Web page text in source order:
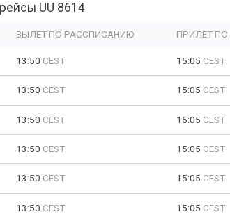
UU 8614
ВЫЛЕТ ПО РАССПИСАНИЮ ПРИЛЕТ
13:50 CEST 15:05 CEST
13:50 CEST 15:05 CEST
13:50 CEST 15:05 CEST
13:50 CEST 15:05 CEST
13:50 CEST 15:05 CEST
13:50 CEST 15:05 CEST